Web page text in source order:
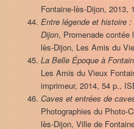
Fontaine-lès-Dijon, 2013,
Entre légende et histoire
Dijon, Promenade contée
lès-Dijon, Les Amis du
La Belle Époque à
Les Amis du Vieux
imprimeur, 2014, 54 p.,
Caves et entrées de
Photographies du Photo-
lès-Dijon, Ville de